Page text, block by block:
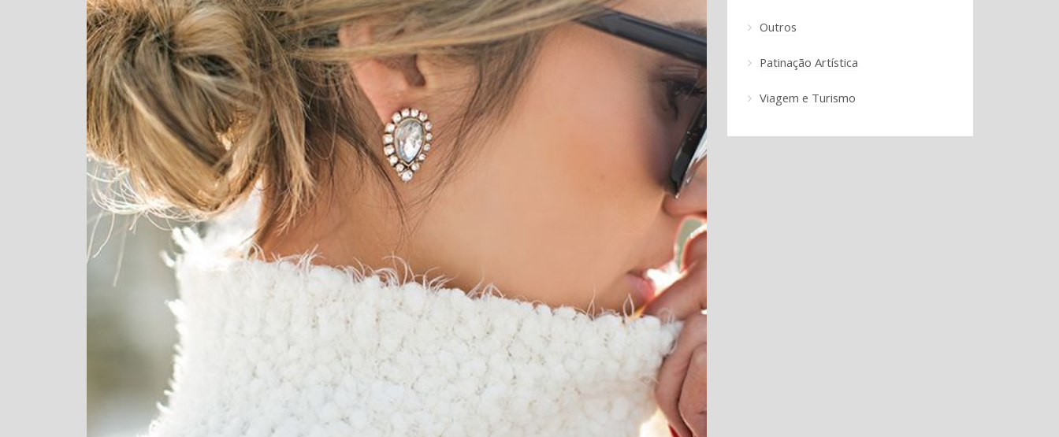
Outros
Patinação Artística
Viagem e Turismo